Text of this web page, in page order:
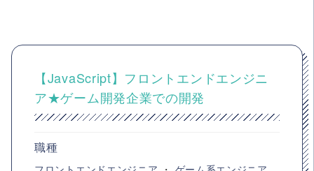
【JavaScript】フロントエンドエンジニ
ア★ゲーム開発企業での開発
職種